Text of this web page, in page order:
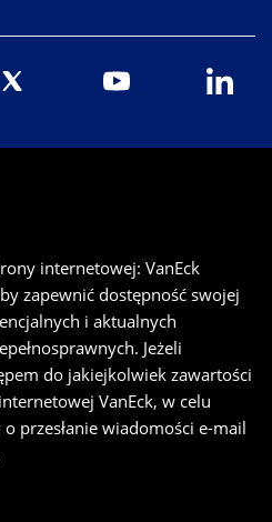
internetowej: VanEck
zapewnić dostępność swojej
i aktualnych
Jeżeli
do jakiejkolwiek zawartości
VanEck, w celu
przesłanie wiadomości e-mail